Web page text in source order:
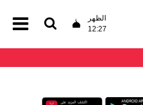
الظهر
12:27